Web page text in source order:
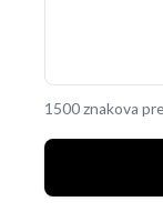
1500 znakova